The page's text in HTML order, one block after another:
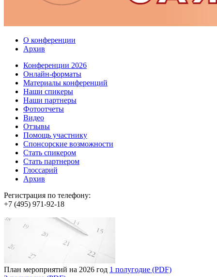
О конференции
Архив
Конференции 2026
Онлайн-форматы
Материалы конференций
Наши спикеры
Наши партнеры
Фотоотчеты
Видео
Отзывы
Помощь участнику
Спонсорские возможности
Стать спикером
Стать партнером
Глоссарий
Архив
Регистрация по телефону:
+7 (495) 971-92-18
План мероприятий на 2026 год 1 полугодие (PDF)